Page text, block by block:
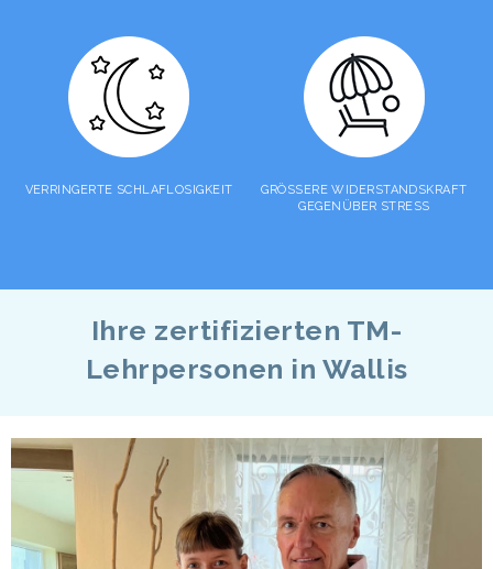
VERRINGERTE SCHLAFLOSIGKEIT
GRÖSSERE WIDERSTANDSKRAFT
GEGENÜBER STRESS
Ihre zertifizierten TM-
Lehrpersonen in Wallis